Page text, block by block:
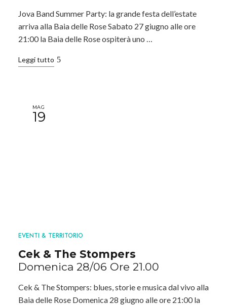
Jova Band Summer Party: la grande festa dell’estate
arriva alla Baia delle Rose Sabato 27 giugno alle ore
21:00 la Baia delle Rose ospiterà uno …
Leggi tutto
MAG
19
EVENTI & TERRITORIO
Cek & The Stompers
Domenica 28/06 Ore 21.00
Cek & The Stompers: blues, storie e musica dal vivo alla
Baia delle Rose Domenica 28 giugno alle ore 21:00 la